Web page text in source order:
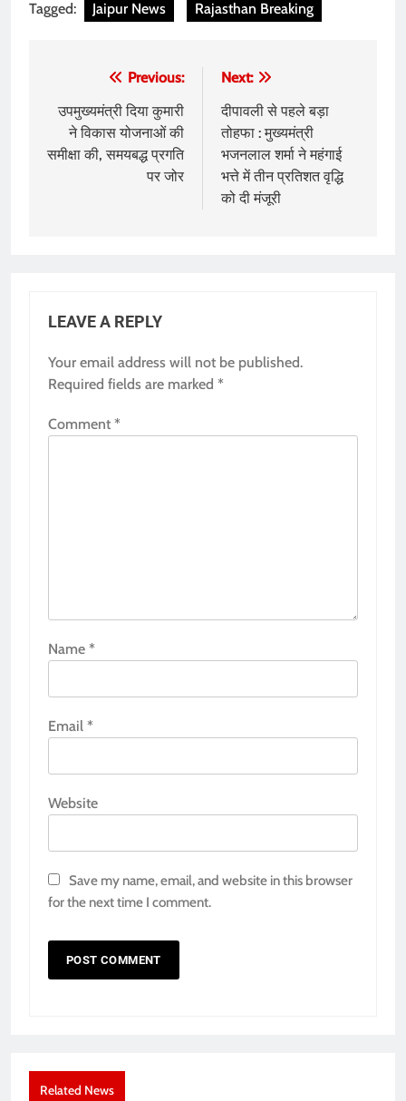
Tagged: Jaipur News Rajasthan Breaking
navigation
Previous:
उपमुख्यमंत्री दिया कुमारी
ने विकास योजनाओं की
समीक्षा की, समयबद्ध प्रगति
पर जोर
Next:
दीपावली से पहले बड़ा
तोहफा : मुख्यमंत्री
भजनलाल शर्मा ने महंगाई
भत्ते में तीन प्रतिशत वृद्धि
को दी मंजूरी
LEAVE A REPLY
Your email address will not be published.
Required fields are marked *
Comment *
Name *
Email *
Website
Save my name, email, and website in this browser
for the next time I comment.
Related News